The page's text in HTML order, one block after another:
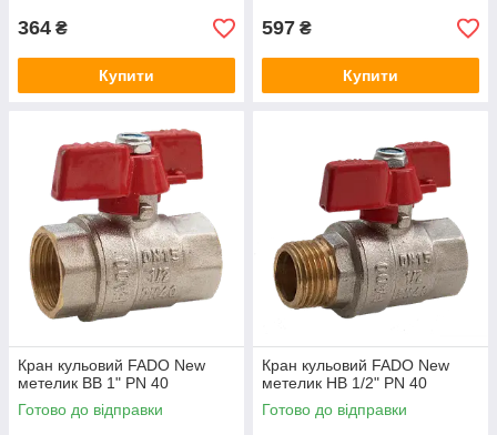
364 ₴
Купити
597 ₴
Купити
Кран кульовий FADO New
метелик ВВ 1" PN 40
Готово до відправки
Кран кульовий FADO New
метелик НВ 1/2" PN 40
Готово до відправки